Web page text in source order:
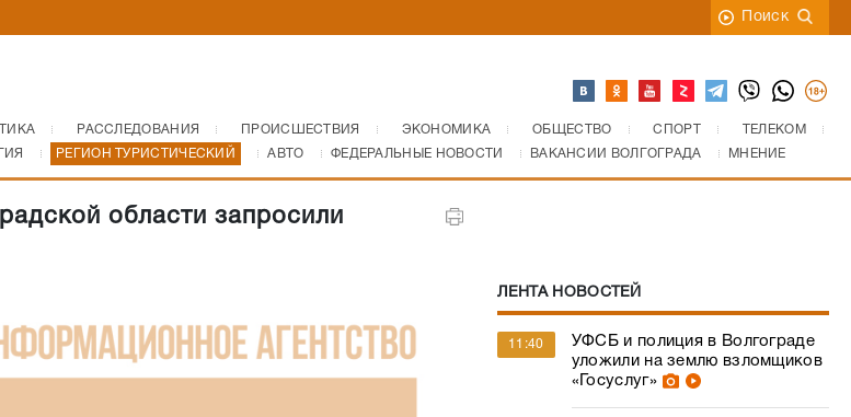
Поиск
РАССЛЕДОВАНИЯ ПРОИСШЕСТВИЯ ЭКОНОМИКА ОБЩЕСТВО СПОРТ
ТЕЛЕКОМ
РЕГИОН ТУРИСТИЧЕСКИЙ АВТО ФЕДЕРАЛЬНЫЕ НОВОСТИ ВАКАНСИИ ВОЛГОГРАДА МНЕНИЕ
области запросили
ЛЕНТА НОВОСТЕЙ
11:40
УФСБ и полиция в Волгограде
уложили на землю взломщиков
«Госуслуг»